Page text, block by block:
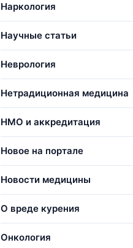
Наркология
Научные статьи
Неврология
Нетрадиционная медицина
НМО и аккредитация
Новое на портале
Новости медицины
О вреде курения
Онкология